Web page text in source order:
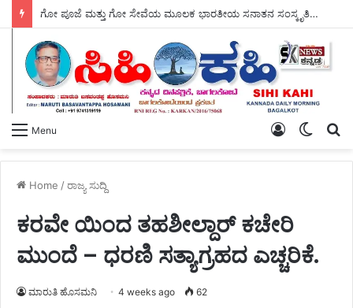
ಗೋ ಪೂಜೆ ಮತ್ತು ಗೋ ಸೇವೆಯ ಮೂಲಕ ಭಾರತೀಯ ಸನಾತನ ಸಂಸ್ಕೃತಿಯ ಉಳಿವಿಗೆ ಭದ್ರವಾದ ಅಡಿಪಾಯ ಹಾಕಲಾಗಿದೆ – ಸ್ವಾಮಿ ಜಪಾನಂದಜೀ ಮಹಾರಾಜ್ ಮೆಚ್ಚುಗೆ.
Menu
Switch
Log
Home /ರಾಜ್ಯ ಸುದ್ದಿ
ಕರವೇ ಯಿಂದ ತಹಶೀಲ್ದಾರ್ ಕಚೇರಿ
ಮುಂದೆ – ಧರಣಿ ಸತ್ಯಾಗ್ರಹದ ಎಚ್ಚರಿಕೆ.
ಮಾರುತಿ ಹೊಸಮನಿ 4 weeks ago 62